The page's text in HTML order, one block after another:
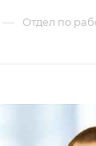
— Отдел по